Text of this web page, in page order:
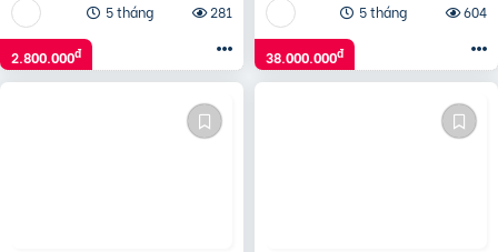
5 tháng
281
2.800.000đ
5 tháng
604
38.000.000đ